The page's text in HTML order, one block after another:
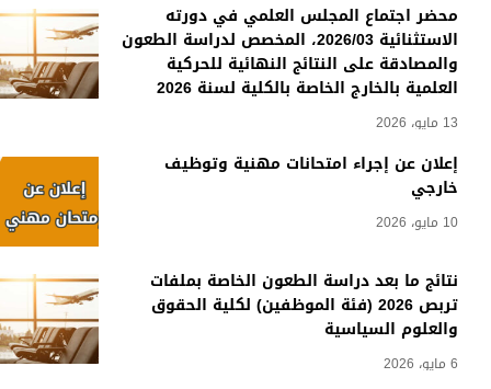
محضر اجتماع المجلس العلمي في دورته
الاستثنائية 2026/03، المخصص لدراسة الطعون
والمصادقة على النتائج النهائية للحركية
العلمية بالخارج الخاصة بالكلية لسنة 2026
13 مايو، 2026
إعلان عن إجراء امتحانات مهنية وتوظيف
خارجي
10 مايو، 2026
نتائج ما بعد دراسة الطعون الخاصة بملفات
تربص 2026 (فئة الموظفين) لكلية الحقوق
والعلوم السياسية
6 مايو، 2026